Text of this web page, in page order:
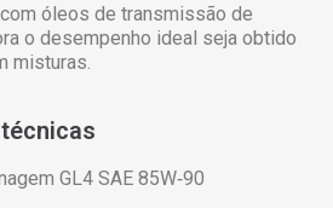
óleos de transmissão de
o desempenho ideal seja obtido
misturas.
GL4 SAE 85W‑90